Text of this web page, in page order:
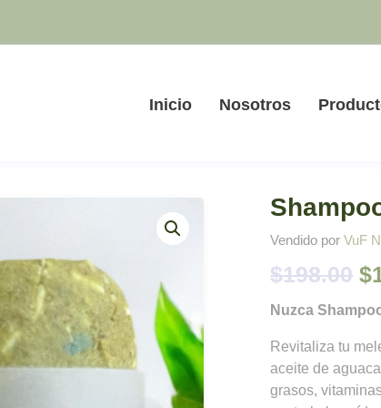
Inicio Nosotros
Vendido porVuF
$198.00 El
$
Nuzca
Revitaliza tu
aceite de
grasos,